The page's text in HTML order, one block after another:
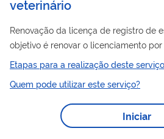
veterinário
Renovação da licença de registro de
objetivo é renovar o licenciamento
estabelecimentos que fabriquem,
manipulem e controlem a qualidade
veterinário desde que os mesmos
requisitos exigidos para o exercício
licenciado, visando assegurar a
Etapas para a realização deste serviço
Quem pode utilizar este serviço?
Iniciar